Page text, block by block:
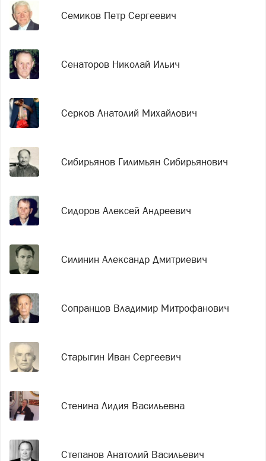
Семиков Петр Сергеевич
Сенаторов Николай Ильич
Серков Анатолий Михайлович
Сибирьянов Гилимьян Сибирьянович
Сидоров Алексей Андреевич
Силинин Александр Дмитриевич
Сопранцов Владимир Митрофанович
Старыгин Иван Сергеевич
Стенина Лидия Васильевна
Степанов Анатолий Васильевич